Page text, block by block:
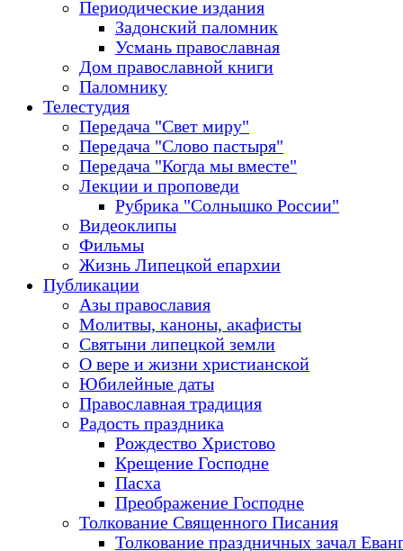
Периодические издания
Задонский паломник
Усмань православная
Дом православной книги
Паломнику
Телестудия
Передача "Свет миру"
Передача "Слово пастыря"
Передача "Когда мы вместе"
Лекции и проповеди
Рубрика "Солнышко России"
Видеоклипы
Фильмы
Жизнь Липецкой епархии
Публикации
Азы православия
Молитвы, каноны, акафисты
Святыни липецкой земли
О вере и жизни христианской
Юбилейные даты
Православная традиция
Радость праздника
Рождество Христово
Крещение Господне
Пасха
Преображение Господне
Толкование Священного Писания
Толкование праздничных зачал